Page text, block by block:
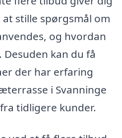
stille spørgsmål om
og hvordan
kan du få
der har erfaring
i Svanninge
tidligere kunder.